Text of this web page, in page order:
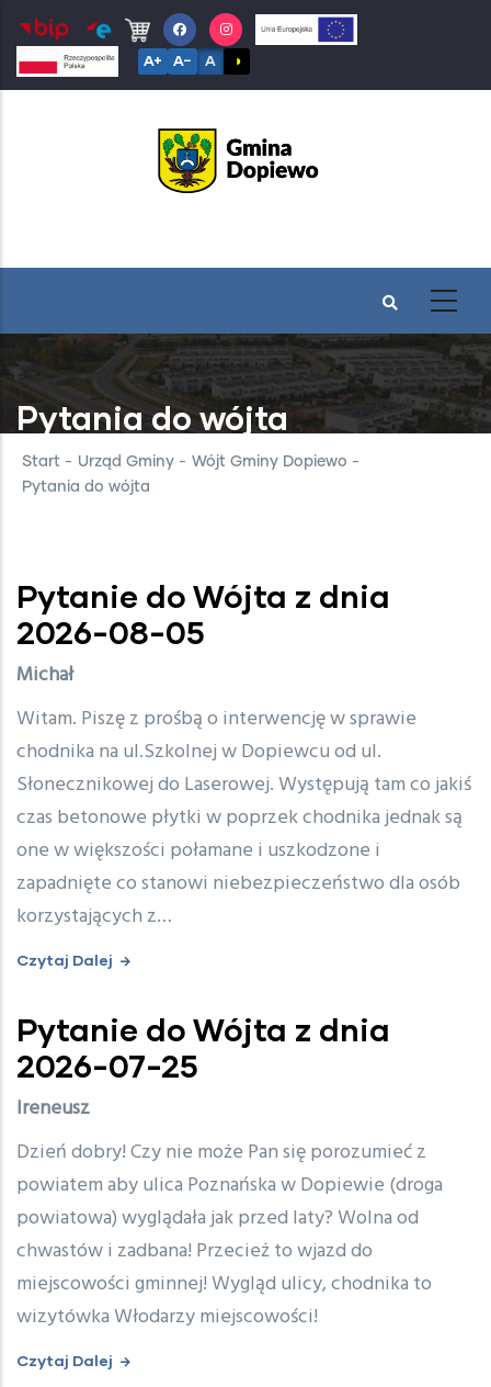
Przejdź
do
treści
A+ A− A ◑
Pytania do wójta
Start - Urząd Gminy - Wójt Gminy Dopiewo -
Pytania do wójta
Pytanie do Wójta z dnia
2026-08-05
Michał
Witam. Piszę z prośbą o interwencję w sprawie
chodnika na ul.Szkolnej w Dopiewcu od ul.
Słonecznikowej do Laserowej. Występują tam co jakiś
czas betonowe płytki w poprzek chodnika jednak są
one w większości połamane i uszkodzone i
zapadnięte co stanowi niebezpieczeństwo dla osób
korzystających z…
Czytaj Dalej
Pytanie do Wójta z dnia
2026-07-25
Ireneusz
Dzień dobry! Czy nie może Pan się porozumieć z
powiatem aby ulica Poznańska w Dopiewie (droga
powiatowa) wyglądała jak przed laty? Wolna od
chwastów i zadbana! Przecież to wjazd do
miejscowości gminnej! Wygląd ulicy, chodnika to
wizytówka Włodarzy miejscowości!
Czytaj Dalej